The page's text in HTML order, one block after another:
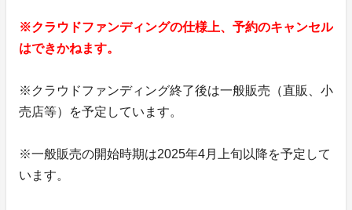
※クラウドファンディングの仕様上、予約のキャンセル
はできかねます。
※クラウドファンディング終了後は一般販売（直販、小
売店等）を予定しています。
※一般販売の開始時期は2025年4月上旬以降を予定して
います。